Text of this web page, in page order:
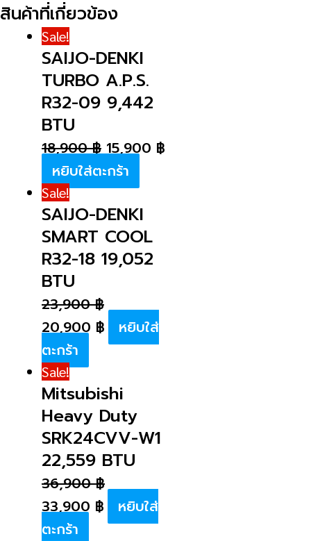
สินค้าที่เกี่ยวข้อง
Sale!
SAIJO-DENKI
TURBO A.P.S.
R32-09 9,442
BTU
18,900฿ 15,900 ฿
หยิบใส่ตะกร้า
Sale!
SAIJO-DENKI
SMART COOL
R32-18 19,052
BTU
23,900฿
20,900 ฿
หยิบใส่
ตะกร้า
Sale!
Mitsubishi
Heavy Duty
SRK24CVV-W1
22,559 BTU
36,900฿
33,900 ฿
หยิบใส่
ตะกร้า